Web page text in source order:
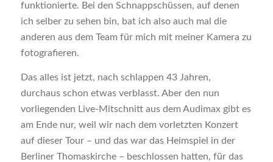
funktionierte. Bei den Schnappschüssen, auf denen
ich selber zu sehen bin, bat ich also auch mal die
anderen aus dem Team für mich mit meiner Kamera zu
fotografieren.
Das alles ist jetzt, nach schlappen 43 Jahren,
durchaus schon etwas verblasst. Aber den nun
vorliegenden Live-Mitschnitt aus dem Audimax gibt es
am Ende nur, weil wir nach dem vorletzten Konzert
auf dieser Tour – und das war das Heimspiel in der
Berliner Thomaskirche – beschlossen hatten, für das